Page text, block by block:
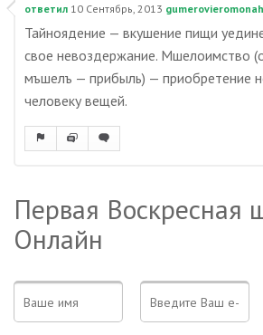
ответил 10 Сентябрь, 2013
Тайноядение — вкушение пищи
свое невоздержание. Мшелоимство
мъшелъ — прибыль) — приобретение
человеку вещей.
Первая Воскресная
Онлайн